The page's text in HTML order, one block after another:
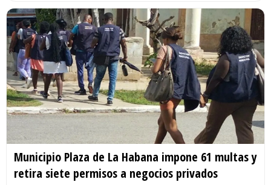
Municipio Plaza de La Habana impone 61 multas y
retira siete permisos a negocios privados